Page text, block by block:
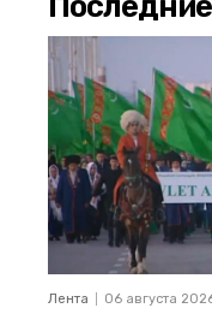
Лента 06 августа